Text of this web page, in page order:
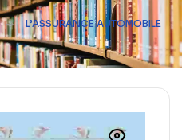
L’ASSURANCE AUTOMOBILE